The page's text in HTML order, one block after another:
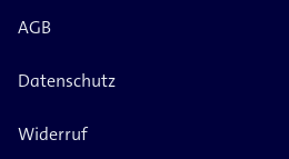
AGB
Datenschutz
Widerruf